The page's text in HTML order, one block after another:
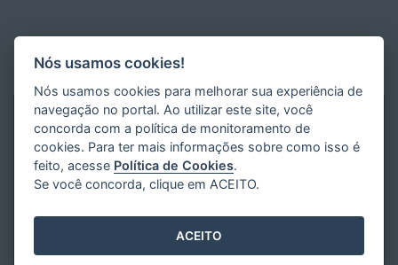
Nós usamos cookies!
Nós usamos cookies para melhorar sua experiência de
navegação no portal. Ao utilizar este site, você
concorda com a política de monitoramento de
cookies. Para ter mais informações sobre como isso é
feito, acesse Política de Cookies.
Se você concorda, clique em ACEITO.
ACEITO